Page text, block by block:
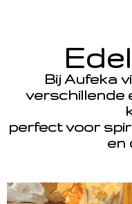
Bij Aufeka
verschillende
perfect voor
en